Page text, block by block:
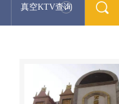
真空KTV查询